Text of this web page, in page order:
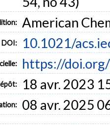
American
DOI: 10.1021/
https://
18 avr. 2023
08 avr. 2025